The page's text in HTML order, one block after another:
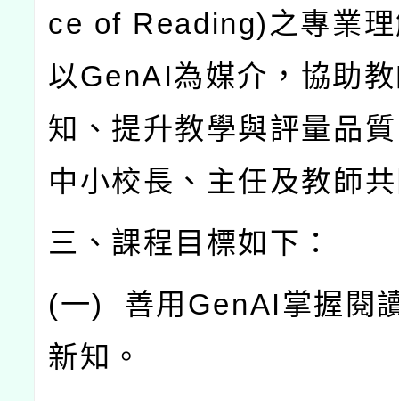
ce of Reading) 之專業
以GenAI為媒介，協助
知、提升教學與評量品
中小校長、主任及教師
三、課程目標如下：
(一) 善用 GenAI掌握閱
新知。